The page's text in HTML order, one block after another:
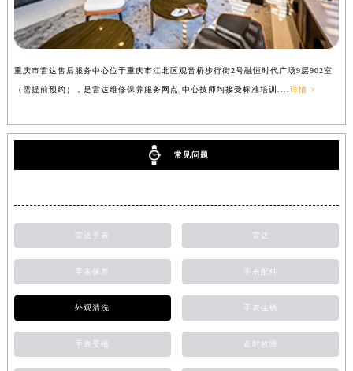
重庆市雷达售后服务中心位于重庆市江北区观音桥步行街2号融恒时代广场9层902室
（需提前预约），是雷达维修保养服务网点,中心技师均接受标准培训.... 详情 >
常见问题
雷达手表 雷达
手表保养 手表配件
外观清洗 手表生锈
手表受磁 走时故障